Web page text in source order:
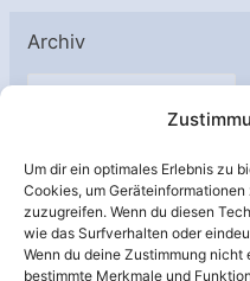
Um dir ein optimales Erlebnis zu
Cookies, um
zuzugreifen. Wenn du diesen
wie das Surfverhalten oder
Wenn du deine Zustimmung
bestimmte Merkmale und
Archiv
A
h
i
v
Unterstützt von: